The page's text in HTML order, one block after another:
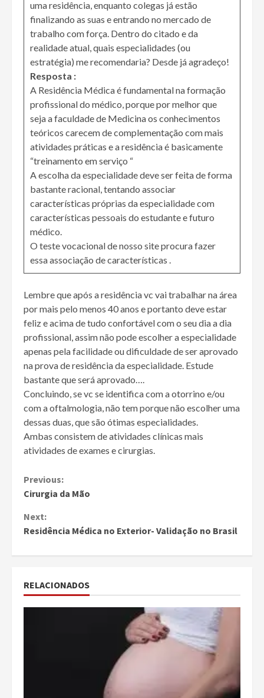
uma residência, enquanto colegas já estão
finalizando as suas e entrando no mercado de
trabalho com força. Dentro do citado e da
realidade atual, quais especialidades (ou
estratégia) me recomendaria? Desde já agradeço!
Resposta :
A Residência Médica é fundamental na formação
profissional do médico, porque por melhor que
seja a faculdade de Medicina os conhecimentos
teóricos carecem de complementação com mais
atividades práticas e a residência é basicamente
“treinamento em serviço “
A escolha da especialidade deve ser feita de forma
bastante racional, tentando associar
características próprias da especialidade com
características pessoais do estudante e futuro
médico.
O teste vocacional de nosso site procura fazer
essa associação de características .
Lembre que após a residência vc vai trabalhar na área
por mais pelo menos 40 anos e portanto deve estar
feliz e acima de tudo confortável com o seu dia a dia
profissional, assim não pode escolher a especialidade
apenas pela facilidade ou dificuldade de ser aprovado
na prova de residência da especialidade. Estude
bastante que será aprovado….
Concluindo, se vc se identifica com a otorrino e/ou
com a oftalmologia, não tem porque não escolher uma
dessas duas, que são ótimas especialidades.
Ambas consistem de atividades clínicas mais
atividades de exames e cirurgias.
Continue
Reading
Previous:
Cirurgia da Mão
Next:
Residência Médica no Exterior- Validação no Brasil
RELACIONADOS